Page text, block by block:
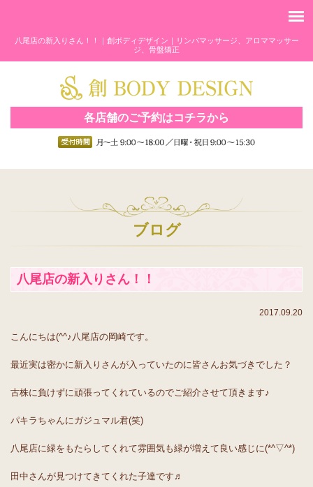
八尾店の新入りさん！！｜創ボディデザイン｜リンパマッサージ、アロママッサー
ジ、骨盤矯正
各店舗のご予約はコチラから
ブログ
八尾店の新入りさん！！
2017.09.20
こんにちは(^^♪八尾店の岡崎です。
最近実は密かに新入りさんが入っていたのに皆さんお気づきでした？
古株に負けずに頑張ってくれているのでご紹介させて頂きます♪
パキラちゃんにガジュマル君(笑)
八尾店に緑をもたらしてくれて雰囲気も緑が増えて良い感じに(*^▽^*)
田中さんが見つけてきてくれた子達です♬